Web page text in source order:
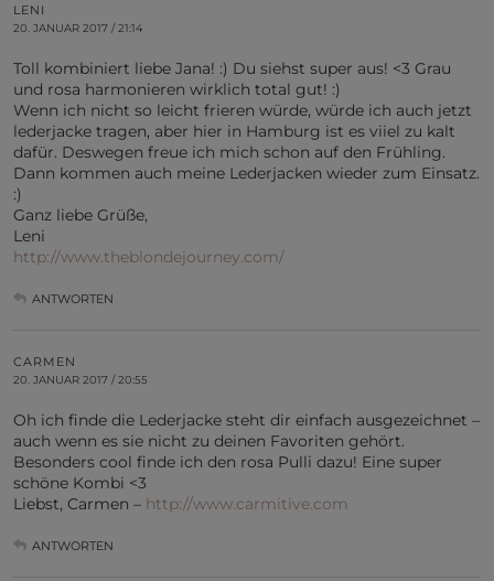
LENI
20. JANUAR 2017 / 21:14
Toll kombiniert liebe Jana! :) Du siehst super aus! <3 Grau
und rosa harmonieren wirklich total gut! :)
Wenn ich nicht so leicht frieren würde, würde ich auch jetzt
lederjacke tragen, aber hier in Hamburg ist es viiel zu kalt
dafür. Deswegen freue ich mich schon auf den Frühling.
Dann kommen auch meine Lederjacken wieder zum Einsatz.
:)
Ganz liebe Grüße,
Leni
http://www.theblondejourney.com/
ANTWORTEN
CARMEN
20. JANUAR 2017 / 20:55
Oh ich finde die Lederjacke steht dir einfach ausgezeichnet –
auch wenn es sie nicht zu deinen Favoriten gehört.
Besonders cool finde ich den rosa Pulli dazu! Eine super
schöne Kombi <3
Liebst, Carmen – http://www.carmitive.com
ANTWORTEN